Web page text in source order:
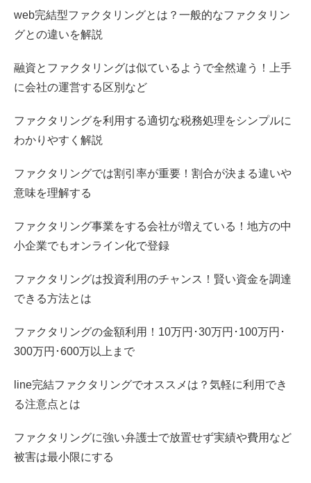
web完結型ファクタリングとは？一般的なファクタリン
グとの違いを解説
融資とファクタリングは似ているようで全然違う！上手
に会社の運営する区別など
ファクタリングを利用する適切な税務処理をシンプルに
わかりやすく解説
ファクタリングでは割引率が重要！割合が決まる違いや
意味を理解する
ファクタリング事業をする会社が増えている！地方の中
小企業でもオンライン化で登録
ファクタリングは投資利用のチャンス！賢い資金を調達
できる方法とは
ファクタリングの金額利用！10万円･30万円･100万円･
300万円･600万以上まで
line完結ファクタリングでオススメは？気軽に利用でき
る注意点とは
ファクタリングに強い弁護士で放置せず実績や費用など
被害は最小限にする